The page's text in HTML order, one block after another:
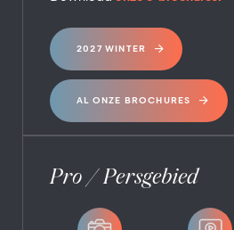
2027 WINTER
AL ONZE BROCHURES
Pro / Persgebied